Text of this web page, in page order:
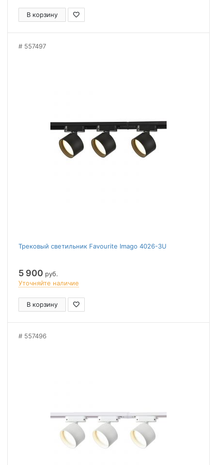
В корзину
557497
Трековый светильник Favourite Imago 4026-3U
5 900 руб.
Уточняйте наличие
В корзину
557496